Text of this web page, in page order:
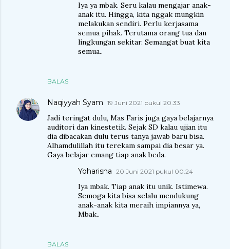
BALAS
Iya ya mbak. Seru kalau mengajar anak-
anak itu. Hingga, kita nggak mungkin
melakukan sendiri. Perlu kerjasama
semua pihak. Terutama orang tua dan
lingkungan sekitar. Semangat buat kita
semua..
Naqiyyah Syam 19 Juni 2021 pukul 20.33
Jadi teringat dulu, Mas Faris juga gaya belajarnya
auditori dan kinestetik. Sejak SD kalau ujian itu
dia dibacakan dulu terus tanya jawab baru bisa.
Alhamdulillah itu terekam sampai dia besar ya.
Gaya belajar emang tiap anak beda.
BALAS
Yoharisna 20 Juni 2021 pukul 00.24
Iya mbak. Tiap anak itu unik. Istimewa.
Semoga kita bisa selalu mendukung
anak-anak kita meraih impiannya ya,
Mbak..